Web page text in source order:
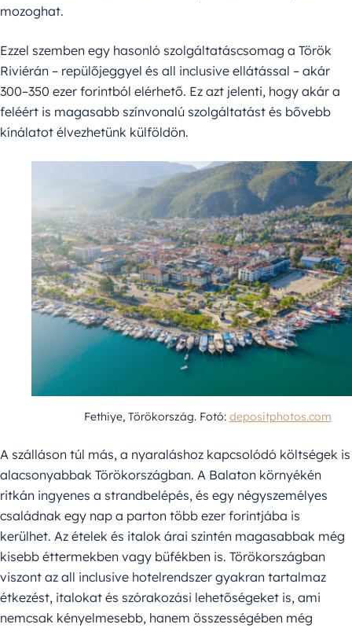
mozoghat.
Ezzel szemben egy hasonló szolgáltatáscsomag a Török
Riviérán – repülőjeggyel és all inclusive ellátással – akár
300–350 ezer forintból elérhető. Ez azt jelenti, hogy akár a
feléért is magasabb színvonalú szolgáltatást és bővebb
kínálatot élvezhetünk külföldön.
Fethiye, Törökország. Fotó: depositphotos.com
A szálláson túl más, a nyaraláshoz kapcsolódó költségek is
alacsonyabbak Törökországban. A Balaton környékén
ritkán ingyenes a strandbelépés, és egy négyszemélyes
családnak egy nap a parton több ezer forintjába is
kerülhet. Az ételek és italok árai szintén magasabbak még
kisebb éttermekben vagy büfékben is. Törökországban
viszont az all inclusive hotelrendszer gyakran tartalmaz
étkezést, italokat és szórakozási lehetőségeket is, ami
nemcsak kényelmesebb, hanem összességében még